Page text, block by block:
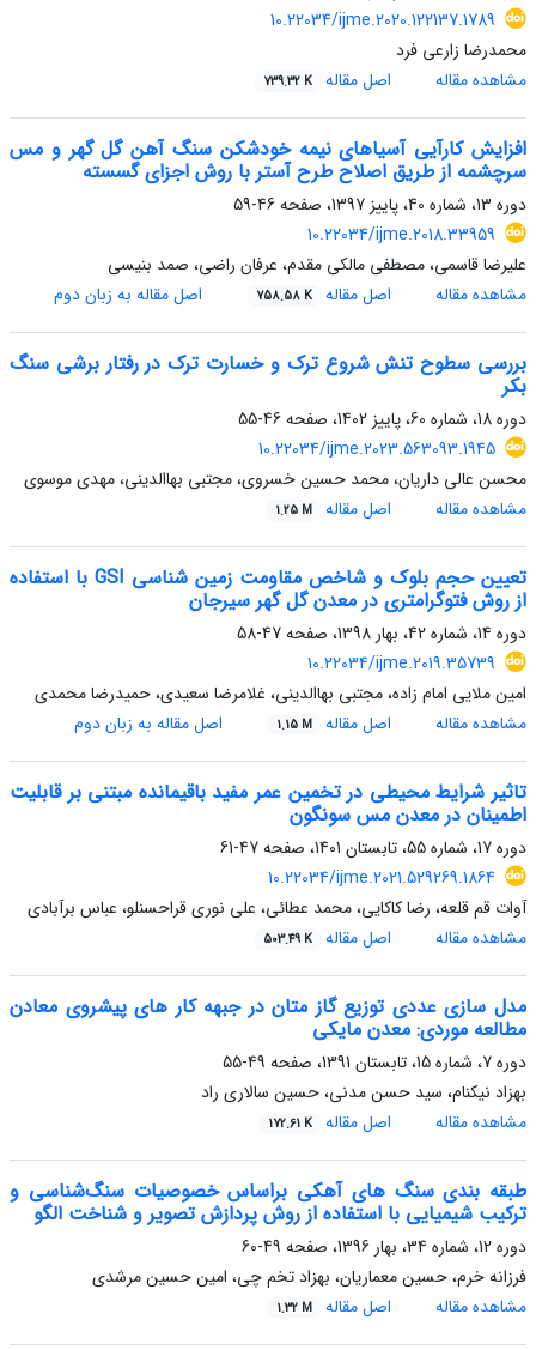
10.22034/ijme.2020.122137.1789
محمدرضا زارعی فرد
مشاهده مقاله
اصل مقاله 739.32 K
افزایش کارآیی آسیاهای نیمه خودشکن سنگ آهن گل گهر و مس
سرچشمه از طریق اصلاح طرح آستر با روش اجزای گسسته
دوره 13، شماره 40، پاییز 1397، صفحه
46-59
10.22034/ijme.2018.33959
علیرضا قاسمی، مصطفی مالکی مقدم، عرفان راضی، صمد بنیسی
مشاهده مقاله
اصل مقاله 758.58 K اصل مقاله به زبان دوم
بررسی سطوح تنش شروع ترک و خسارت ترک در رفتار برشی سنگ
بکر
دوره 18، شماره 60، پاییز 1402، صفحه
46-55
10.22034/ijme.2023.563093.1945
محسن عالی داریان، محمد حسین خسروی، مجتبی بهاالدینی، مهدی موسوی
مشاهده مقاله
اصل مقاله 1.25 M
تعیین حجم بلوک و شاخص مقاومت زمین شناسی GSI با استفاده
از روش فتوگرامتری در معدن گل گهر سیرجان
دوره 14، شماره 42، بهار 1398، صفحه
47-58
10.22034/ijme.2019.35739
امین ملایی امام زاده، مجتبی بهاالدینی، غلامرضا سعیدی، حمیدرضا محمدی
مشاهده مقاله
اصل مقاله 1.15 M اصل مقاله به زبان دوم
تاثیر شرایط محیطی در تخمین عمر مفید باقیمانده مبتنی بر قابلیت
اطمینان در معدن مس سونگون
دوره 17، شماره 55، تابستان 1401، صفحه
47-61
10.22034/ijme.2021.529269.1864
آوات قم قلعه، رضا کاکایی، محمد عطائی، علی نوری قراحسنلو، عباس برآبادی
مشاهده مقاله
اصل مقاله 503.49 K
مدل سازی عددی توزیع گاز متان در جبهه کار های پیشروی معادن
مطالعه موردی: معدن مایکی
دوره 7، شماره 15، تابستان 1391، صفحه
49-55
بهزاد نیکنام، سید حسن مدنی، حسین سالاری راد
مشاهده مقاله
اصل مقاله 172.61 K
طبقه بندی سنگ های آهکی براساس خصوصیات سنگ‌شناسی و
ترکیب شیمیایی با استفاده از روش پردازش تصویر و شناخت الگو
دوره 12، شماره 34، بهار 1396، صفحه
49-60
فرزانه خرم، حسین معماریان، بهزاد تخم چی، امین حسین مرشدی
مشاهده مقاله
اصل مقاله 1.32 M